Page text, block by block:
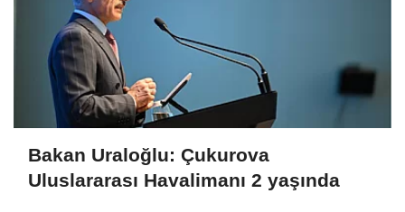
Bakan Uraloğlu: Çukurova
Uluslararası Havalimanı 2 yaşında